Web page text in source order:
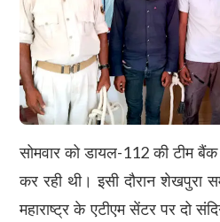
सोमवार को डायल-112 की टीम
कर रही थी। इसी दौरान
महाराष्ट्र के एटीएम सेंटर पर दो